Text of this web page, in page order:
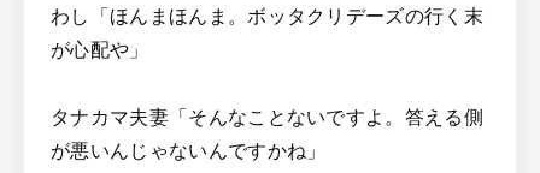
わし「ほんまほんま。ボッタクリデーズの行く末
が心配や」
タナカマ夫妻「そんなことないですよ。答える側
が悪いんじゃないんですかね」